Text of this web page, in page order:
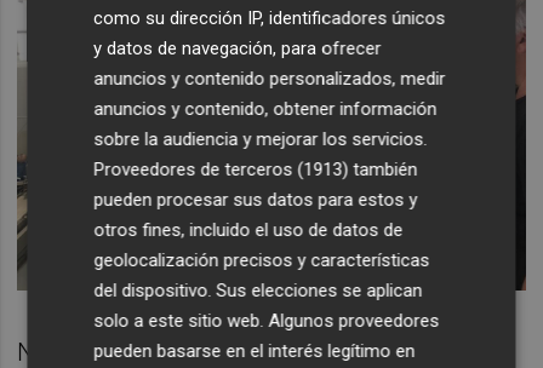
No en vano, cada año recorren el corredor
como su dirección IP, identificadores únicos
y datos de navegación, para ofrecer
anuncios y contenido personalizados, medir
anuncios y contenido, obtener información
sobre la audiencia y mejorar los servicios.
Proveedores de terceros (1913) también
pueden procesar sus datos para estos y
otros fines, incluido el uso de datos de
geolocalización precisos y características
del dispositivo. Sus elecciones se aplican
solo a este sitio web. Algunos proveedores
pueden basarse en el interés legítimo en